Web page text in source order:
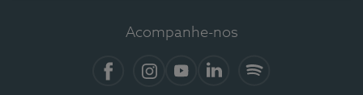
Acompanhe-nos